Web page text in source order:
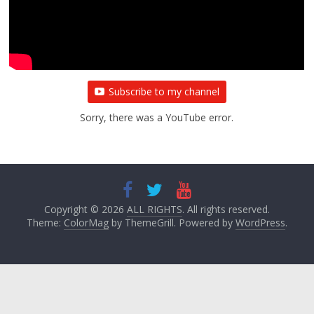
Subscribe to my channel
Sorry, there was a YouTube error.
Copyright © 2026 ALL RIGHTS. All rights reserved.
Theme: ColorMagby ThemeGrill. Powered by WordPress.